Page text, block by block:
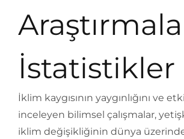
İstatistikler
İklim kaygısının yaygınlığını ve
inceleyen bilimsel çalışmalar,
iklim değişikliğinin dünya